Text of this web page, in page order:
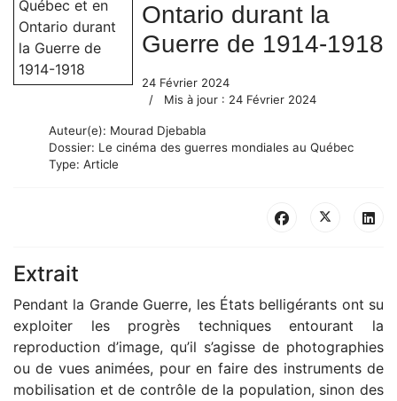
Ontario durant la
Guerre de 1914-1918
24 Février 2024
Mis à jour : 24 Février 2024
Auteur(e): Mourad Djebabla
Dossier: Le cinéma des guerres mondiales au Québec
Type: Article
Extrait
Pendant la Grande Guerre, les États belligérants ont su
exploiter les progrès techniques entourant la
reproduction d’image, qu’il s’agisse de photographies
ou de vues animées, pour en faire des instruments de
mobilisation et de contrôle de la population, sinon des